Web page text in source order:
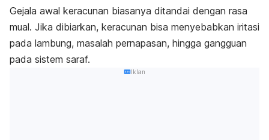
Gejala awal keracunan biasanya ditandai dengan rasa
mual. Jika dibiarkan, keracunan bisa menyebabkan iritasi
pada lambung, masalah pernapasan, hingga gangguan
pada sistem saraf.
Iklan